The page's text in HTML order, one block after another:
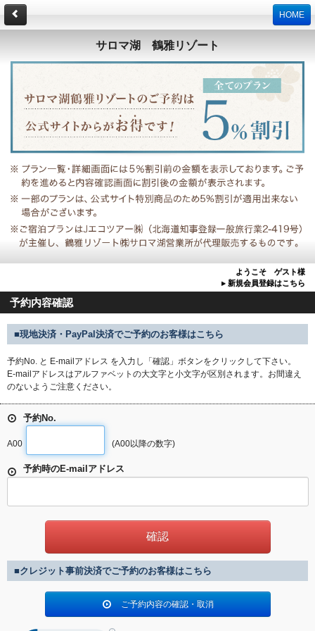
HOME
サロマ湖 鶴雅リゾート
ようこそ ゲスト様
▸ 新規会員登録はこちら
予約内容確認
■現地決済・PayPal決済でご予約のお客様はこちら
予約No. と E-mailアドレス を入力し「確認」ボタンをクリックして下さい。
E-mailアドレスはアルファベットの大文字と小文字が区別されます。お間違え
のないようご注意ください。
予約No.
A00 (A00以降の数字)
予約時のE-mailアドレス
■クレジット事前決済でご予約のお客様はこちら
ご予約内容の確認・取消